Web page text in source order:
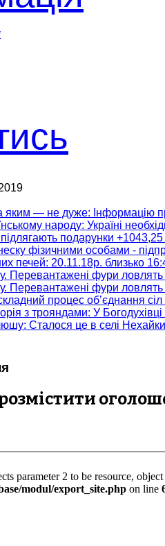
яким — не дуже: Інформацію
народу: Україні
подарунки +1043,25
фізичними особами -
печей: 20.11.18р. близько
Перевантажені фури
Перевантажені фури
процес об’єднання сіл
з трояндами: У
: Сталося це в селі